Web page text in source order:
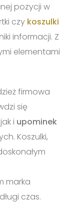
pozycji w
czy koszulki
informacji. Z
elementami
firmowa
się
i upominek
Koszulki,
marka
czas.